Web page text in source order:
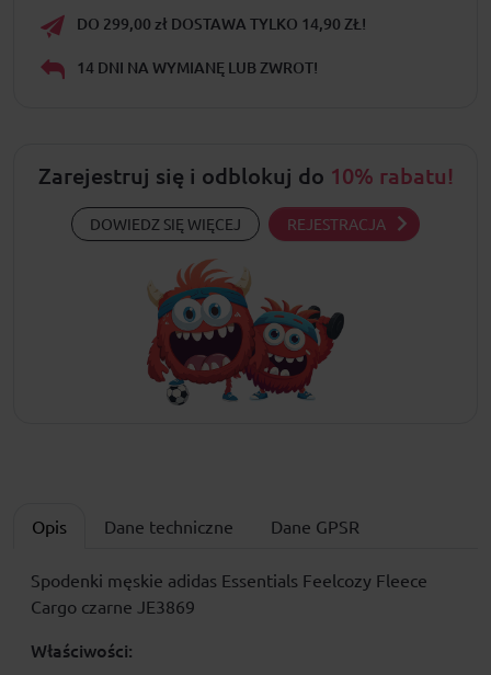
DO 299,00 zł DOSTAWA TYLKO 14,90 ZŁ!
14 DNI NA WYMIANĘ LUB ZWROT!
Zarejestruj się i odblokuj do 10% rabatu!
DOWIEDZ SIĘ WIĘCEJ REJESTRACJA
Opis Dane techniczne Dane GPSR
Spodenki męskie adidas Essentials Feelcozy Fleece
Cargo czarne JE3869
Właściwości: